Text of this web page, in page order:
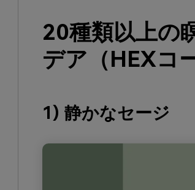
20種類以上の
デア（HEXコ
1) 静かなセージ